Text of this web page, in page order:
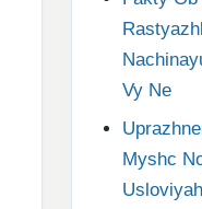
Vy Ne
Myshc